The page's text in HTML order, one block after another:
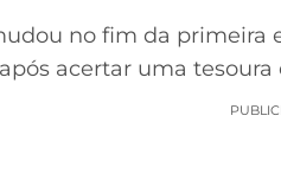
no fim da primeira
acertar uma